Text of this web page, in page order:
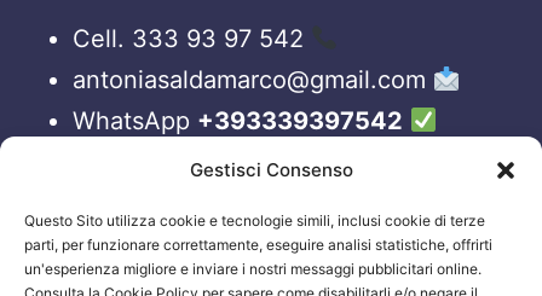
Gestisci Consenso
Questo Sito utilizza cookie e tecnologie simili, inclusi cookie di terze
parti, per funzionare correttamente, eseguire analisi statistiche, offrirti
un'esperienza migliore e inviare i nostri messaggi pubblicitari online.
Cell. 333 93 97 542
antoniasaldamarco@gmail.com
WhatsApp +393339397542
ORARI APERTURA UFFICI
Lun-Ven 09:00 – 19:00